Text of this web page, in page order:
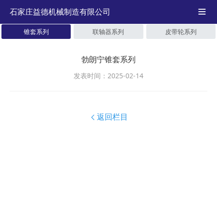
石家庄益德机械制造有限公司 
锥套系列 联轴器系列 皮带轮系列
勃朗宁锥套系列
发表时间：2025-02-14
 返回栏目